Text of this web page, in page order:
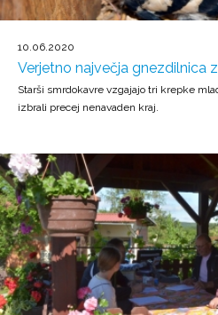
10.06.2020
Verjetno največja gnezdilnica
Starši smrdokavre vzgajajo tri krepke
izbrali precej nenavaden kraj.